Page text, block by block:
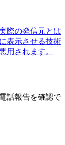
際の発信元とは
表示させる技術
用されます。
話報告を確認で